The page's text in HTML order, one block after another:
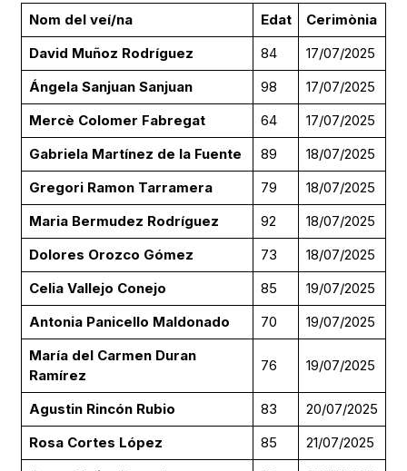
Nom del veí/na
Edat
Cerimònia
David Muñoz Rodríguez
84
17/07/2025
Ángela Sanjuan Sanjuan
98
17/07/2025
Mercè Colomer Fabregat
64
17/07/2025
Gabriela Martínez de la Fuente
89
18/07/2025
Gregori Ramon Tarramera
79
18/07/2025
Maria Bermudez Rodríguez
92
18/07/2025
Dolores Orozco Gómez
73
18/07/2025
Celia Vallejo Conejo
85
19/07/2025
Antonia Panicello Maldonado
70
19/07/2025
María del Carmen Duran
Ramírez
76 19/07/2025
Agustin Rincón Rubio 83
20/07/2025
Rosa Cortes López
85
21/07/2025